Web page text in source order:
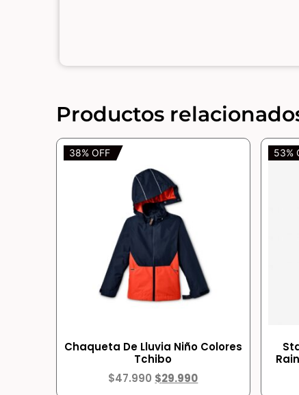
Productos
38% OFF
Chaqueta De Lluvia Niño Colores
Tchibo
$47.990 $29.990
53%